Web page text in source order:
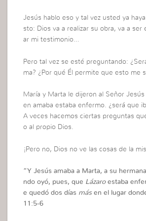
Jesús hablo eso y tal vez usted ya
sto: Dios va a realizar su obra, va a ser
ar mi testimonio…
Pero tal vez se esté preguntando:
ma? ¿Por qué Él permite que esto me
María y Marta le dijeron al Señor
en amaba estaba enfermo. ¿será que
A veces hacemos ciertas preguntas
o al propio Dios.
¡Pero no, Dios no ve las cosas de la
“Y Jesús amaba a Marta, a su
ndo oyó, pues, que Lázaroestaba
e quedó dos días másen el lugar
11:5-6